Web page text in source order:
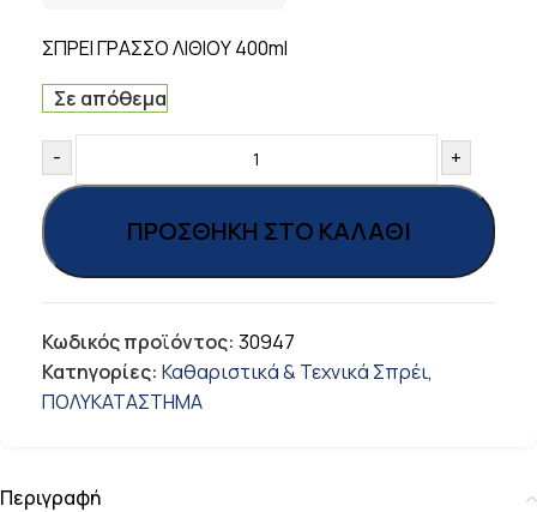
ΣΠΡΕΙ ΓΡΑΣΣΟ ΛΙΘΙΟΥ 400ml
Σε απόθεμα
- +
ΠΡΟΣΘΉΚΗ ΣΤΟ ΚΑΛΆΘΙ
Κωδικός προϊόντος: 30947
Κατηγορίες: Καθαριστικά & Τεχνικά Σπρέι,
ΠΟΛΥΚΑΤΑΣΤΗΜΑ
Περιγραφή